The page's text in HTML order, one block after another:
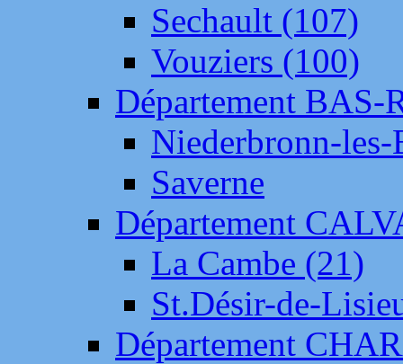
Sechault (107)
Vouziers (100)
Département BAS-
Niederbronn-
Saverne
Département
La Cambe (21)
St.Désir-de-
Département